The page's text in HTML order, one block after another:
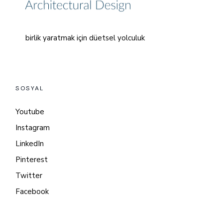
birlik yaratmak için düetsel yolculuk
SOSYAL
Youtube
Instagram
LinkedIn
Pinterest
Twitter
Facebook